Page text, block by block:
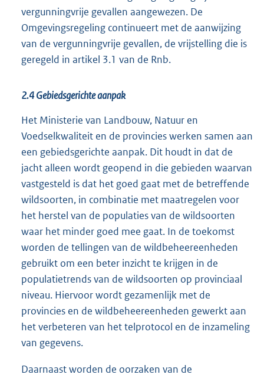
vergunningvrije gevallen aangewezen. De
Omgevingsregeling continueert met de aanwijzing
van de vergunningvrije gevallen, de vrijstelling die is
geregeld in artikel 3.1 van de Rnb.
2.4 Gebiedsgerichte aanpak
Het Ministerie van Landbouw, Natuur en
Voedselkwaliteit en de provincies werken samen aan
een gebiedsgerichte aanpak. Dit houdt in dat de
jacht alleen wordt geopend in die gebieden waarvan
vastgesteld is dat het goed gaat met de betreffende
wildsoorten, in combinatie met maatregelen voor
het herstel van de populaties van de wildsoorten
waar het minder goed mee gaat. In de toekomst
worden de tellingen van de wildbeheereenheden
gebruikt om een beter inzicht te krijgen in de
populatietrends van de wildsoorten op provinciaal
niveau. Hiervoor wordt gezamenlijk met de
provincies en de wildbeheereenheden gewerkt aan
het verbeteren van het telprotocol en de inzameling
van gegevens.
Daarnaast worden de oorzaken van de